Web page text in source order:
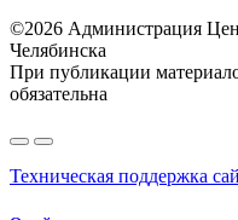
©2026 Администрация
Челябинска
При публикации
обязательна
Техническая поддержка